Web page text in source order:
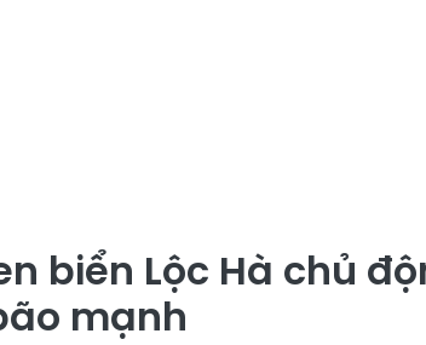
biển Lộc Hà chủ
mạnh